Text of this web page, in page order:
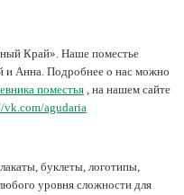
Край». Наше поместье
и Анна. Подробнее о нас можно
поместья , на нашем сайте
vk.com/agudaria
буклеты, логотипы,
уровня сложности для